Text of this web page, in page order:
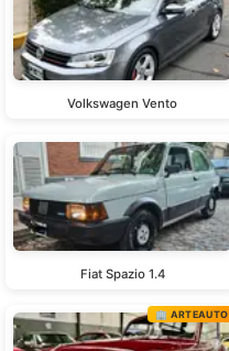
Volkswagen Vento
Fiat Spazio 1.4
🏢 ARTEAUTO